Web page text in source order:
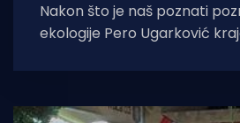
Nakon što je naš poznati
ekologije Pero Ugarković